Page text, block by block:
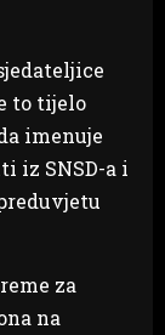
to tijelo
imenuje
iz SNSD-a i
za
na